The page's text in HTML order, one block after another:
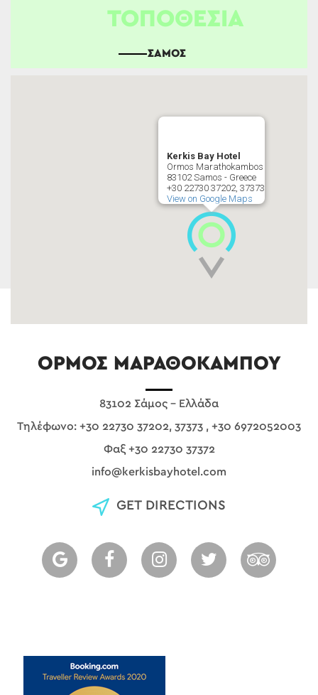
ΤΟΠΟΘΕΣΙΑ
ΣΑΜΟΣ
Kerkis Bay Hotel
Ormos Marathokambos
83102 Samos - Greece
+30 22730 37202, 37373
View on Google Maps
ΌΡΜΟΣ ΜΑΡΑΘΟΚΑΜΠΟΥ
83102 Σάμος - Ελλάδα
Τηλέφωνο: +30 22730 37202, 37373 , +30 6972052003
Φαξ +30 22730 37372
info@kerkisbayhotel.com
GET DIRECTIONS